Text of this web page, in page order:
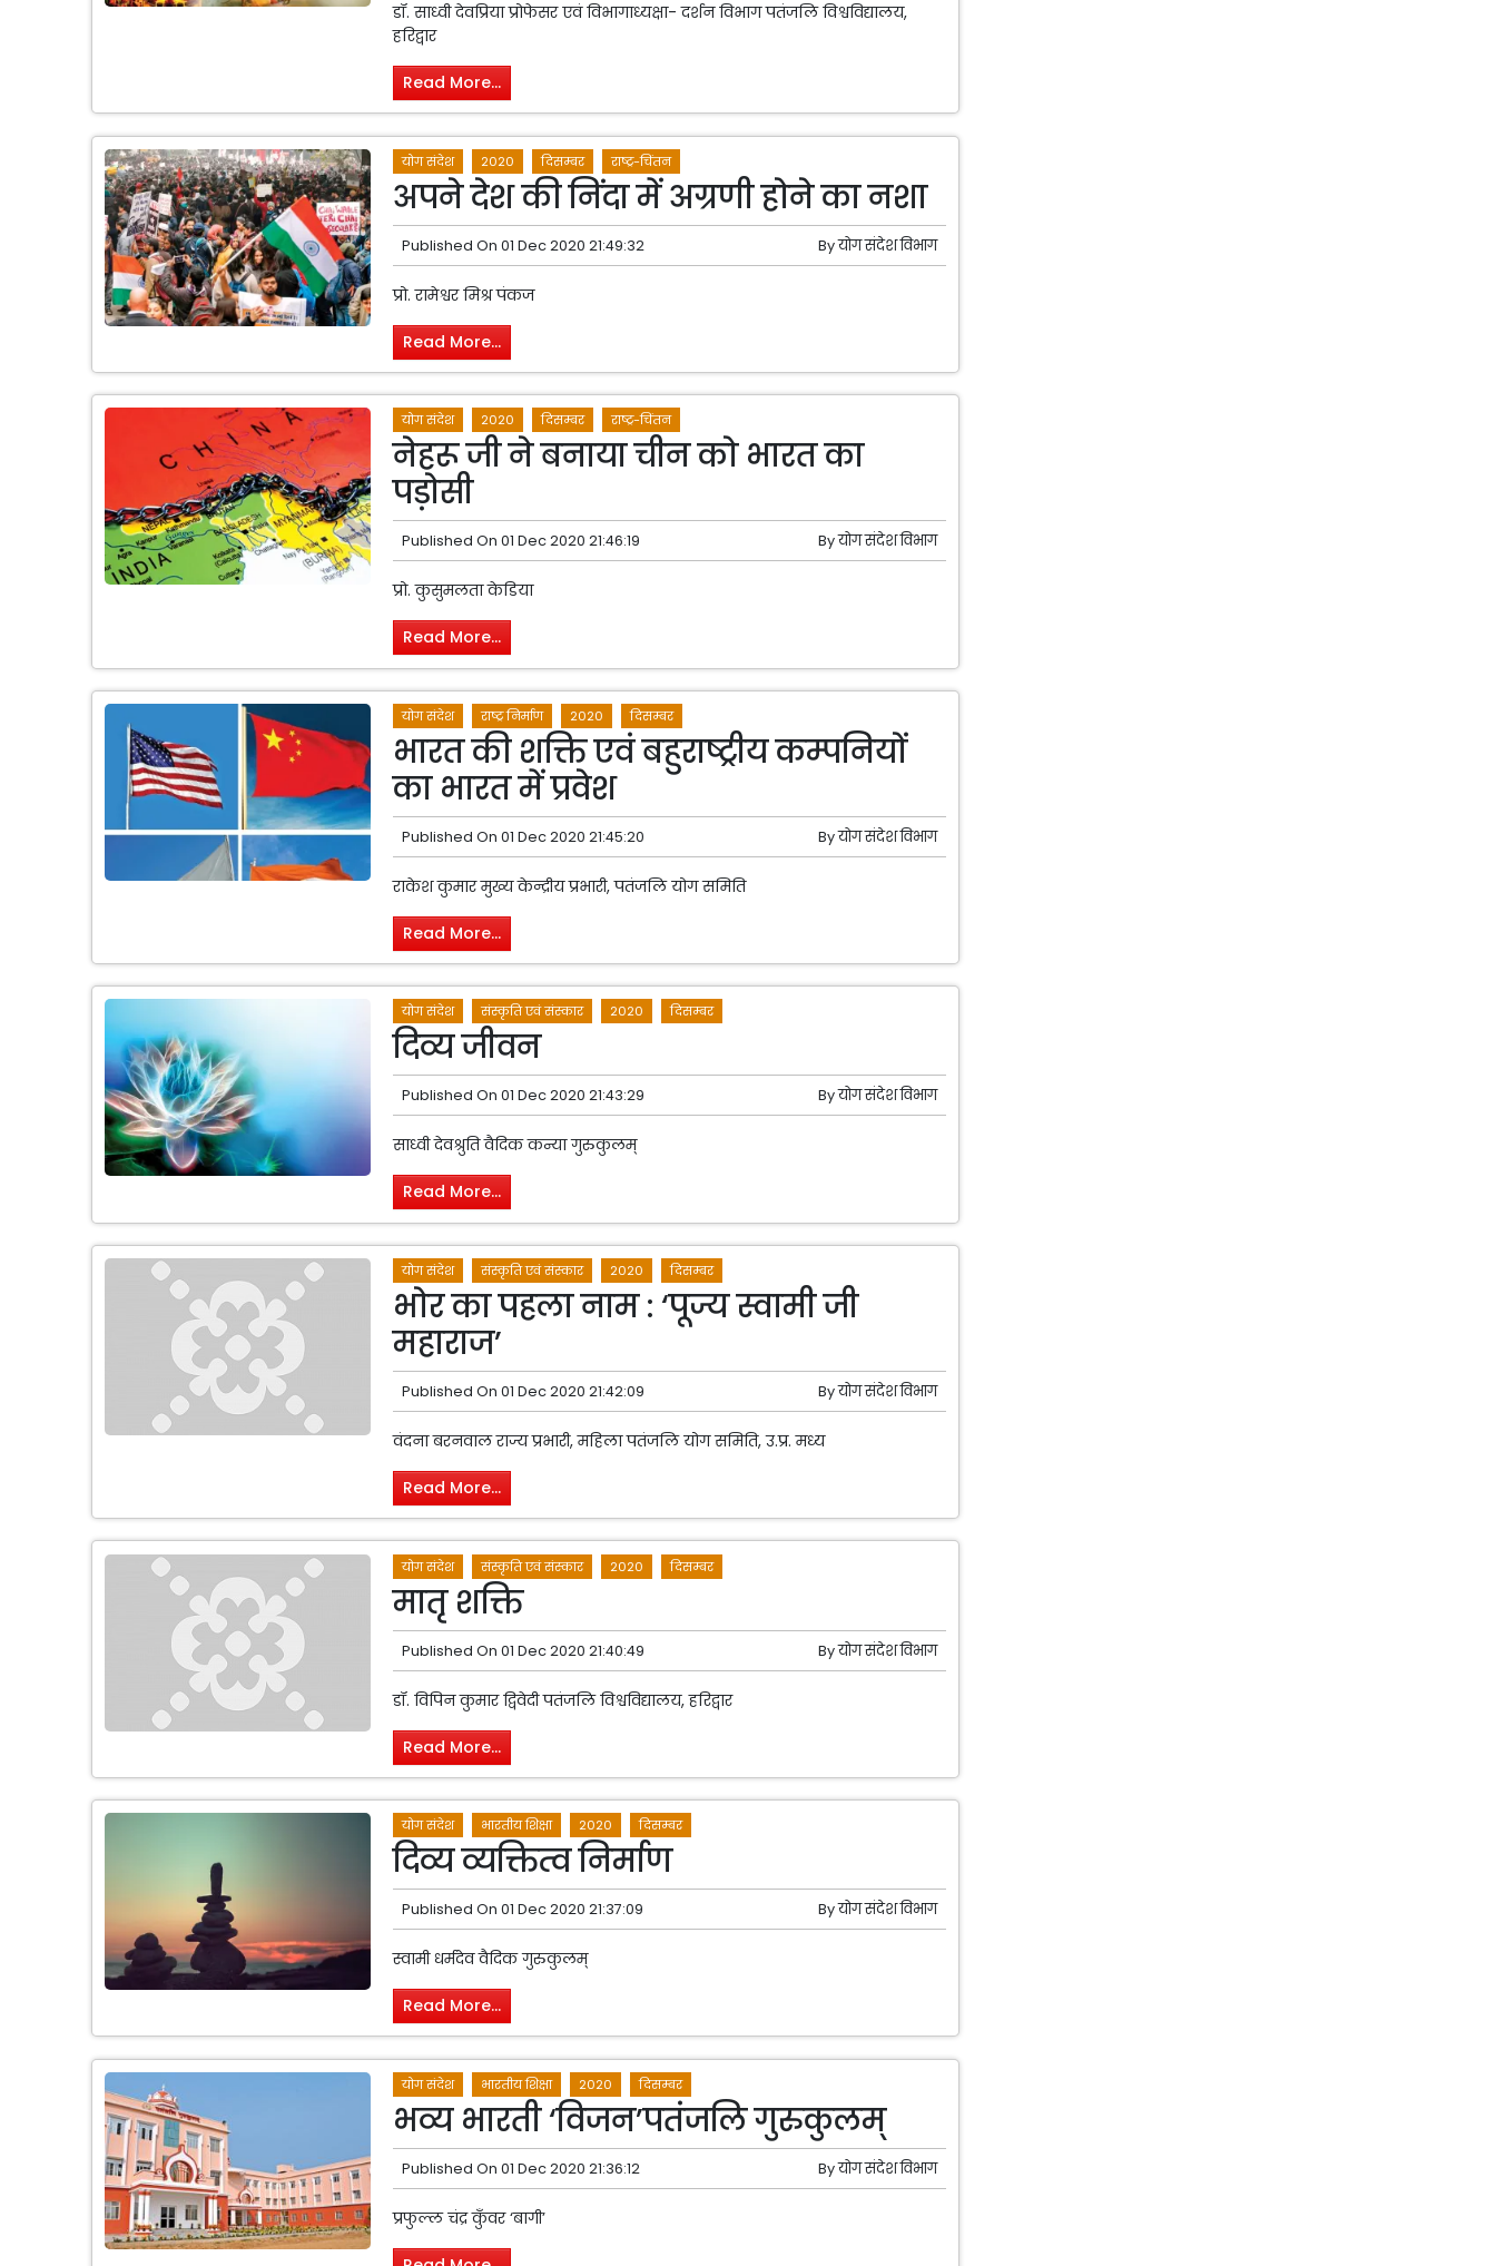
डॉ. साध्वी देवप्रिया प्रोफेसर एवं विभागाध्यक्षा- दर्शन विभाग पतंजलि विश्वविद्यालय,
हरिद्वार
Read More...
योग संदेश 2020 दिसम्बर राष्ट्र-चिंतन
अपने देश की निंदा में अग्रणी होने का नशा
Published On 01 Dec 2020 21:49:32 Byयोग संदेश विभाग
प्रो. रामेश्वर मिश्र पंकज
Read More...
योग संदेश 2020 दिसम्बर राष्ट्र-चिंतन
नेहरू जी ने बनाया चीन को भारत का
पड़ोसी
Published On 01 Dec 2020 21:46:19 Byयोग संदेश विभाग
प्रो. कुसुमलता केडिया
Read More...
योग संदेश राष्ट्र निर्माण 2020 दिसम्बर
भारत की शक्ति एवं बहुराष्ट्रीय कम्पनियों
का भारत में प्रवेश
Published On 01 Dec 2020 21:45:20 Byयोग संदेश विभाग
राकेश कुमार मुख्य केन्द्रीय प्रभारी, पतंजलि योग समिति
Read More...
योग संदेश संस्कृति एवं संस्कार 2020 दिसम्बर
दिव्य जीवन
Published On 01 Dec 2020 21:43:29 Byयोग संदेश विभाग
साध्वी देवश्रुति वैदिक कन्या गुरुकुलम्
Read More...
योग संदेश संस्कृति एवं संस्कार 2020 दिसम्बर
भोर का पहला नाम : ‘पूज्य स्वामी जी
महाराज’
Published On 01 Dec 2020 21:42:09 Byयोग संदेश विभाग
वंदना बरनवाल राज्य प्रभारी, महिला पतंजलि योग समिति, उ.प्र. मध्य
Read More...
योग संदेश संस्कृति एवं संस्कार 2020 दिसम्बर
मातृ शक्ति
Published On 01 Dec 2020 21:40:49 Byयोग संदेश विभाग
डॉ. विपिन कुमार द्विवेदी पतंजलि विश्वविद्यालय, हरिद्वार
Read More...
योग संदेश भारतीय शिक्षा 2020 दिसम्बर
दिव्य व्यक्तित्व निर्माण
Published On 01 Dec 2020 21:37:09 Byयोग संदेश विभाग
स्वामी धर्मदेव वैदिक गुरुकुलम्
Read More...
योग संदेश भारतीय शिक्षा 2020 दिसम्बर
भव्य भारती ‘विजन’पतंजलि गुरुकुलम्
Published On 01 Dec 2020 21:36:12 Byयोग संदेश विभाग
प्रफुल्ल चंद्र कुँवर ‘बागी’